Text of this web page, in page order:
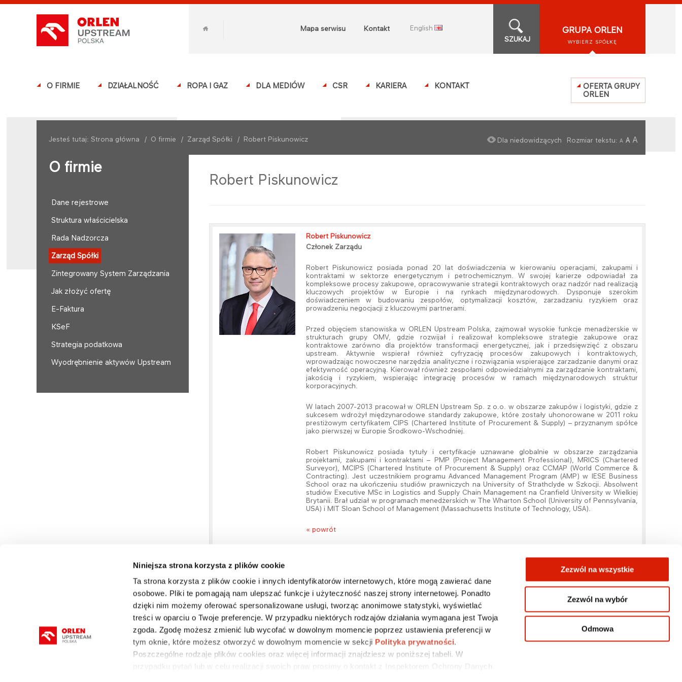
Niniejsza strona korzysta z plików cookie
Ta strona korzysta z plików cookie i innych identyfikatorów internetowych, które mogą zawierać dane
osobowe. Pliki te pomagają nam ulepszać funkcje i użyteczność naszej strony internetowej. Ponadto
dzięki nim możemy oferować spersonalizowane usługi, tworząc anonimowe statystyki, wyświetlać
treści w oparciu o Twoje preferencje. W przypadku niektórych rodzajów działania wymagana jest Twoja
zgoda. Zgodę możesz zmienić lub wycofać w dowolnym momencie poprzez ustawienia preferencji w
tym oknie, które możesz otworzyć w dowolnym momencie w sekcji Polityka prywatności.
Poszczególne rodzaje plików cookies oraz więcej informacji znajdziesz w poniższej tabeli. W
przypadku pytań lub w celu realizacji swoich praw prosimy o kontakt z Inspektorem Ochrony Danych.
Zezwól na wszystkie
Zezwól na wybór
Odmowa
Mapa serwisu Kontakt
english
SZUKAJ
GRUPA ORLEN
WYBIERZ SPÓŁKĘ
O FIRMIE DZIAŁALNOŚĆ ROPA I GAZ DLA MEDIÓW CSR KARIERA KONTAKT
OFERTA GRUPY
ORLEN
Jesteś tutaj: Strona główna / O firmie / Zarząd Spółki / Robert Piskunowicz Dla niedowidzących Rozmiar tekstu: A A A
O firmie
Dane rejestrowe
Struktura właścicielska
Rada Nadzorcza
Zarząd Spółki
Zintegrowany System Zarządzania
Jak złożyć ofertę
E-Faktura
KSeF
Strategia podatkowa
Wyodrębnienie aktywów Upstream
Robert Piskunowicz
Robert Piskunowicz
Członek Zarządu​
Robert Piskunowicz posiada ponad 20 lat doświadczenia w kierowaniu operacjami, zakupami i
kontraktami w sektorze energetycznym i petrochemicznym. W swojej karierze odpowiadał za
kompleksowe procesy zakupowe, opracowywanie strategii kontraktowych oraz nadzór nad realizacją
kluczowych projektów w Europie i na rynkach międzynarodowych. Dysponuje szerokim
doświadczeniem w budowaniu zespołów, optymalizacji kosztów, zarzadzaniu ryzykiem oraz
prowadzeniu negocjacji z kluczowymi partnerami.
Przed objęciem stanowiska w ORLEN Upstream Polska, zajmował wysokie funkcje menadżerskie w
strukturach grupy OMV, gdzie rozwijał i realizował kompleksowe strategie zakupowe oraz
kontraktowe zarówno dla projektów transformacji energetycznej, jak i przedsięwzięć z obszaru
upstream. Aktywnie wspierał również cyfryzację procesów zakupowych i kontraktowych,
wprowadzając nowoczesne narzędzia analityczne i rozwiązania wspierające zarzadzanie danymi oraz
efektywność operacyjną. Kierował również zespołami odpowiedzialnymi za zarządzanie kontraktami,
jakością i ryzykiem, wspierając integrację procesów w ramach międzynarodowych struktur
korporacyjnych.
W latach 2007-2013 pracował w ORLEN Upstream Sp. z o.o. w obszarze zakupów i logistyki, gdzie z
sukcesem wdrożył międzynarodowe standardy zakupowe, które zostały uhonorowane w 2011 roku
prestiżowym certyfikatem CIPS (Chartered Institute of Procurement & Supply) – przyznanym spółce
jako pierwszej w Europie Środkowo-Wschodniej.
Robert Piskunowicz posiada tytuły i certyfikacje uznawane globalnie w obszarze zarządzania
projektami, zakupami i kontraktami – PMP (Project Management Professional), MRICS (Chartered
Surveyor), MCIPS (Chartered Institute of Procurement & Supply) oraz CCMAP (World Commerce &
Contracting). Jest uczestnikiem programu Advanced Management Program (AMP) w IESE Business
School oraz na ukończeniu studiów prawniczych na University of Strathclyde w Szkocji. Absolwent
studiów Executive MSc in Logistics and Supply Chain Management na Cranfield University w Wielkiej
Brytanii. Brał udział w programach menedżerskich w The Wharton School (University of Pennsylvania,
USA) i MIT Sloan School of Management (Massachusetts Institute of Technology, USA).
« powrót
DZIAŁALNOŚĆ ROPA I GAZ DLA MEDIÓW CSR KARIERA KONTAKT